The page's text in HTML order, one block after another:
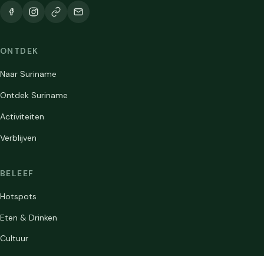
ONTDEK
Naar Suriname
Ontdek Suriname
Activiteiten
Verblijven
BELEEF
Hotspots
Eten & Drinken
Cultuur